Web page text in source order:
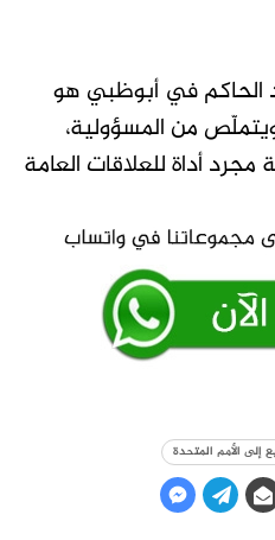
الحاكم في أبوظبي هو
من المسؤولية،
مجرد أداة للعلاقات العامة
إلى الأمم المتحدة